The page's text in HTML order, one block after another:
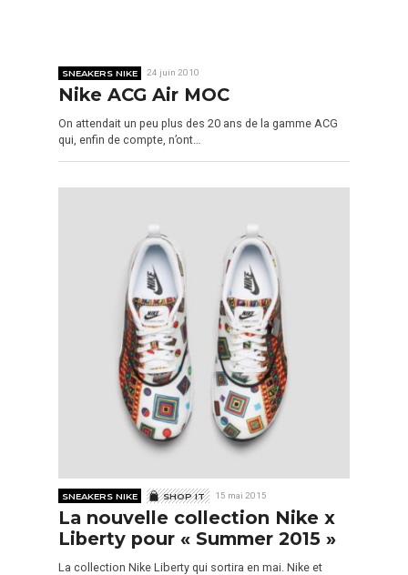
SNEAKERS NIKE 24 juin 2010
Nike ACG Air MOC
On attendait un peu plus des 20 ans de la gamme ACG
qui, enfin de compte, n’ont…
SNEAKERS NIKE SHOP IT 15 mai 2015
La nouvelle collection Nike x
Liberty pour « Summer 2015 »
La collection Nike Liberty qui sortira en mai. Nike et